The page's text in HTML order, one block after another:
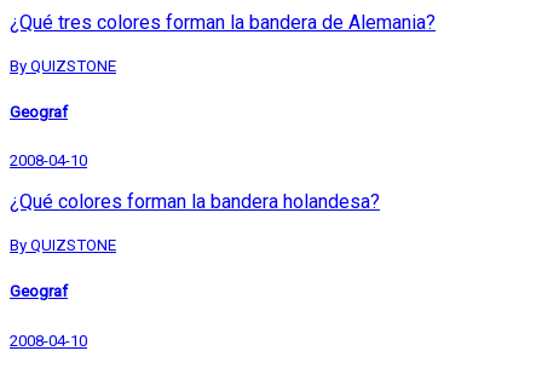
¿Qué tres colores forman la bandera de Alemania?
By QUIZSTONE
Geograf
2008-04-10
¿Qué colores forman la bandera holandesa?
By QUIZSTONE
Geograf
2008-04-10